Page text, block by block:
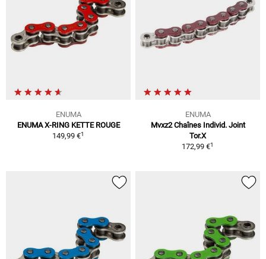
ENUMA
ENUMA X-RING KETTE ROUGE
149,99 €1
ENUMA
Mvxz2 Chaînes Individ. Joint
Tor.X
172,99 €1